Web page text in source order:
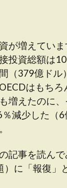
が増えてい
投資総額は
（379億ドル
はもちろ
増えたのに
減少した（
記事を読んで
）に「報復」